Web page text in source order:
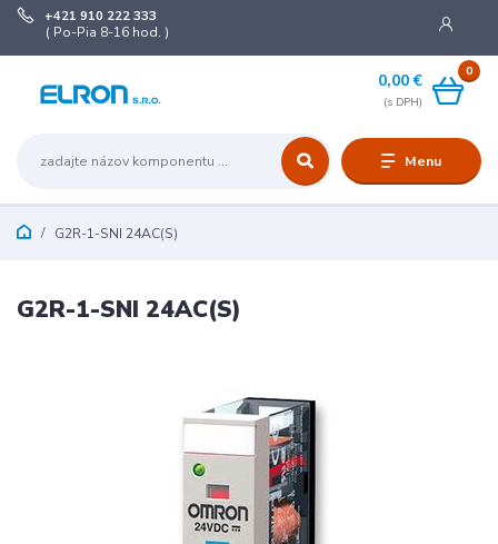
Menu
+421 910 222 333
( Po-Pia 8-16 hod. )
0
0,00 €
G2R-1-SNI 24AC(S)
G2R-1-SNI 24AC(S)